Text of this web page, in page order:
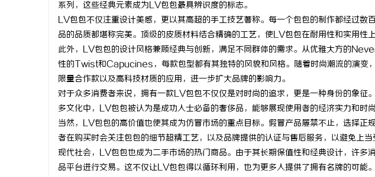
系列，这些经典元素成为LV包包最具辨识度的标志。
LV包包不仅注重设计美感，更以其高超的手工技艺著称。每一个包包的制作都经过数
品的品质都堪称完美。顶级的皮质材料结合精确的工艺，使LV包包在耐用性和实用性
此外，LV包包的设计风格兼顾经典与创新，满足不同群体的需求。从优雅大方的
性的Twist和Capucines，每款包型都有其独特的风貌和风格。随着时尚潮流的演变
限量合作款以及高科技材质的应用，进一步扩大品牌的影响力。
对于众多消费者来说，拥有一款LV包包不仅仅是对时尚的追求，更是一种身份的象征
多文化中，LV包包被认为是成功人士必备的奢侈品，能够展现使用者的经济实力和时尚
当然，LV包包的高价值也使其成为仿冒市场的重点目标。假冒产品屡禁不止，选择正
者在购买时会关注包包的细节超精工艺，以及品牌提供的认证与售后服务，以避免上当
现代社会，LV包包也成为二手市场的热门商品。由于其长期保值性和经典设计，许多
品平台进行交易。这不仅让LV包包得以循环利用，也为更多人提供了拥有名牌的可能。